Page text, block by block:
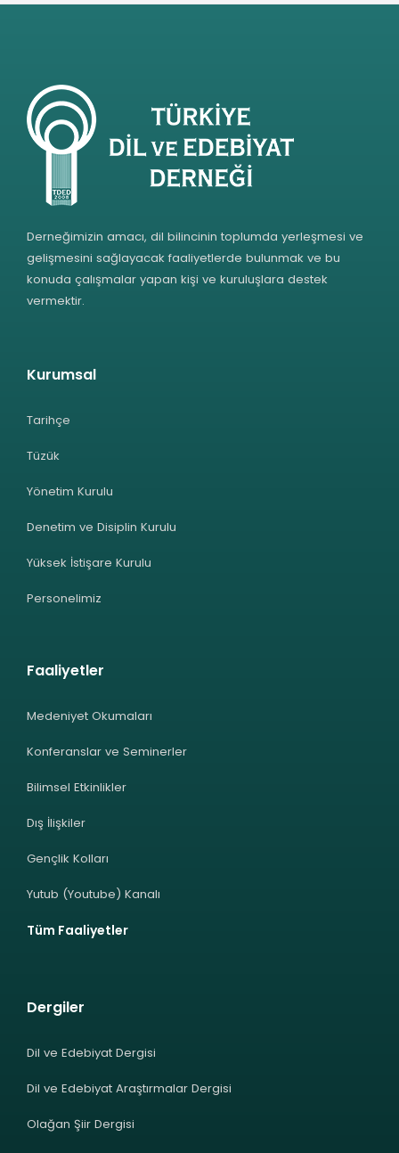
Derneğimizin amacı, dil bilincinin toplumda yerleşmesi ve
gelişmesini sağlayacak faaliyetlerde bulunmak ve bu
konuda çalışmalar yapan kişi ve kuruluşlara destek
vermektir.
Kurumsal
Tarihçe
Tüzük
Yönetim Kurulu
Denetim ve Disiplin Kurulu
Yüksek İstişare Kurulu
Personelimiz
Faaliyetler
Medeniyet Okumaları
Konferanslar ve Seminerler
Bilimsel Etkinlikler
Dış İlişkiler
Gençlik Kolları
Yutub (Youtube) Kanalı
Tüm Faaliyetler
Dergiler
Dil ve Edebiyat Dergisi
Dil ve Edebiyat Araştırmalar Dergisi
Olağan Şiir Dergisi